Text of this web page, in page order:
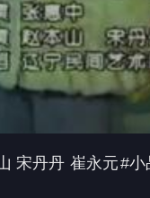
宋丹丹 崔永元#小